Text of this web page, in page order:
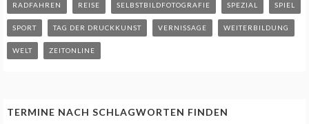
RADFAHREN REISE SELBSTBILDFOTOGRAFIE SPEZIAL SPIEL
SPORT TAG DER DRUCKKUNST VERNISSAGE WEITERBILDUNG
WELT ZEITONLINE
TERMINE NACH SCHLAGWORTEN FINDEN